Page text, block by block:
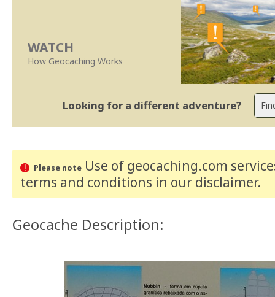
WATCH
How Geocaching Works
Looking for a different adventure?
Please noteUse of geocaching.com
terms and conditions in our disclaimer.
Geocache Description: